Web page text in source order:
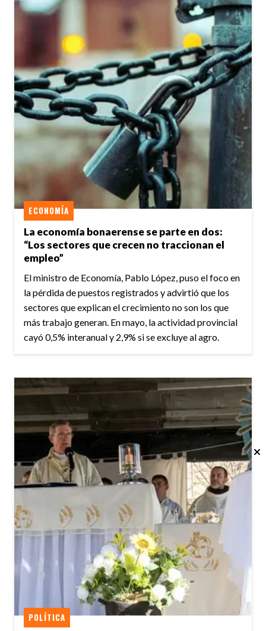
La economía bonaerense se parte en dos:
“Los sectores que crecen no traccionan el
empleo”
ECONOMÍA
El ministro de Economía, Pablo López, puso el foco en
la pérdida de puestos registrados y advirtió que los
sectores que explican el crecimiento no son los que
más trabajo generan. En mayo, la actividad provincial
cayó 0,5% interanual y 2,9% si se excluye al agro.
POLÍTICA